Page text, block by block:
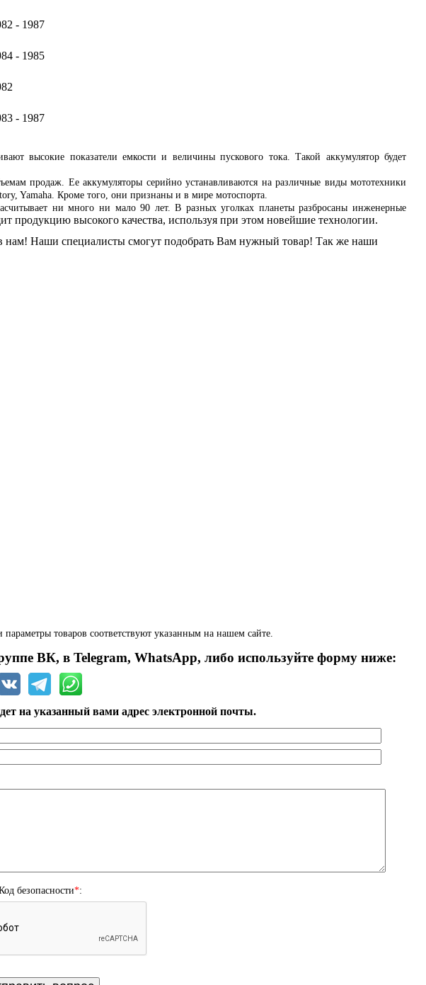
- 1987
- 1985
- 1987
высокие показатели емкости и величины пускового тока. Такой аккумулятор будет
продаж. Ее аккумуляторы серийно устанавливаются на различные виды мототехники
Yamaha. Кроме того, они признаны и в мире мотоспорта.
ни много ни мало 90 лет. В разных уголках планеты разбросаны инженерные
продукцию высокого качества, используя при этом новейшие технологии.
нам! Наши специалисты смогут подобрать Вам нужный товар! Так же наши
товаров соответствуют указанным на нашем сайте.
ВК, в Telegram, WhatsApp, либо используйте форму ниже:
на указанный вами адрес электронной почты.
безопасности*: